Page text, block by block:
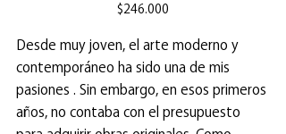
$246.000
Desde muy joven, el arte moderno y
contemporáneo ha sido una de mis
pasiones . Sin embargo, en esos primeros
años, no contaba con el presupuesto